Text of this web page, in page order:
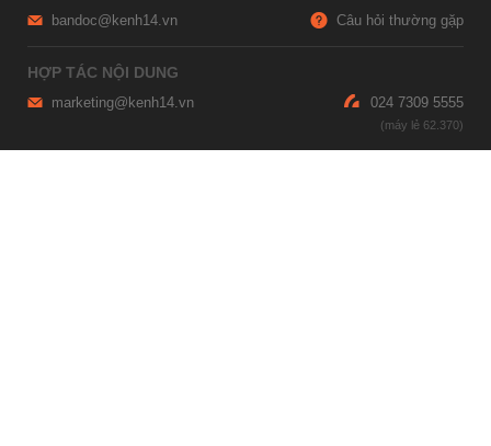
bandoc@kenh14.vn Câu hỏi thường gặp
HỢP TÁC NỘI DUNG
marketing@kenh14.vn 024 7309 5555